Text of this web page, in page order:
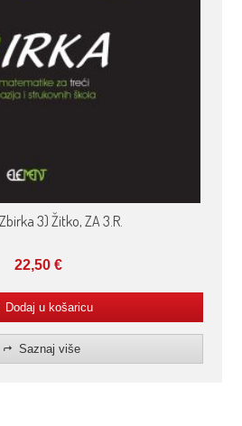
3) Žitko, ZA 3.R.
22,50 €
Dodaj u košaricu
Saznaj više